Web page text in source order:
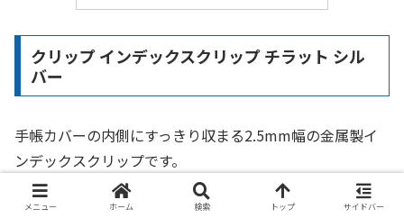
クリップ インデックスクリップ チラット シル
バー
手帳カバーの内側にすっきり収まる2.5mm幅の金属製イ
ンデックスクリップです。
メニュー ホーム 検索 トップ サイドバー